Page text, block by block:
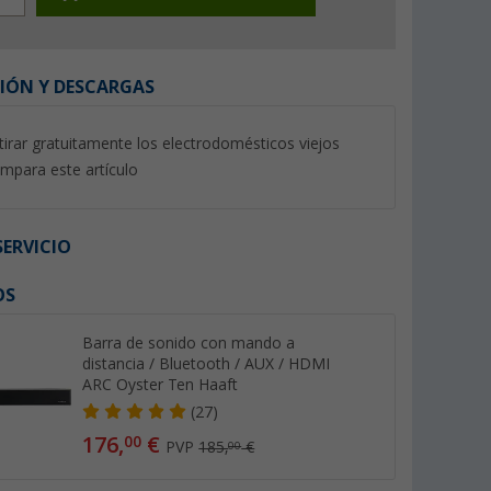
Y DESCARGAS
gratuitamente los electrodomésticos viejos
este artículo
Barra de sonido con mando a
distancia / Bluetooth / AUX / HDMI
ARC Oyster Ten Haaft
(27)
176,00 € PVP185,00€
con
(36)
49,99€
PVP 54,99 €